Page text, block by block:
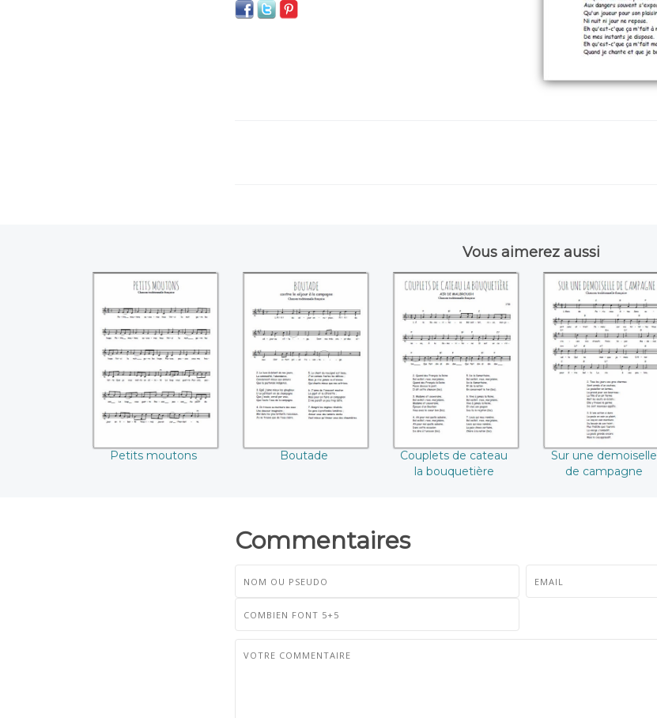
Vous aimerez aussi
Petits moutons
Petits moutons
Boutade
Boutade
Couplets de
cateau la
bouquetière
Couplets de cateau
la bouquetière
Sur une
demoiselle de
campagne
Sur une demoiselle
de campagne
Commentaires